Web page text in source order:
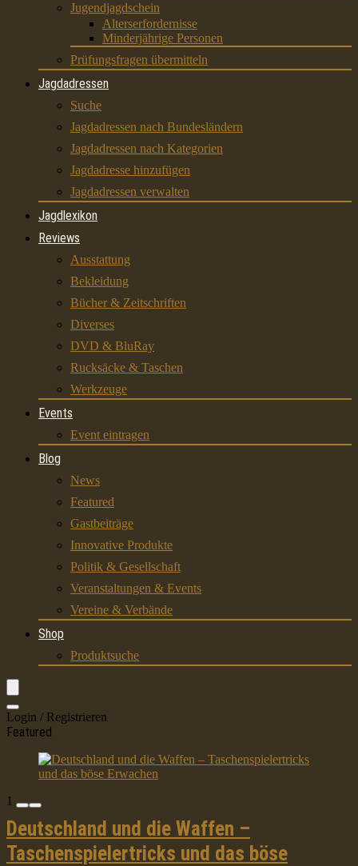
Jugendjagdschein
Alterserfordernisse
Minderjährige Personen
Prüfungsfragen übermitteln
Jagdadressen
Suche
Jagdadressen nach Bundesländern
Jagdadressen nach Kategorien
Jagdadresse hinzufügen
Jagdadressen verwalten
Jagdlexikon
Reviews
Ausstattung
Bekleidung
Bücher & Zeitschriften
Diverses
DVD & BluRay
Rucksäcke & Taschen
Werkzeuge
Events
Event eintragen
Blog
News
Featured
Gastbeiträge
Innovative Produkte
Politik & Gesellschaft
Veranstaltungen & Events
Vereine & Verbände
Shop
Produktsuche
Login / Registrieren
Featured
1
Deutschland und die Waffen –
Taschenspielertricks und das böse